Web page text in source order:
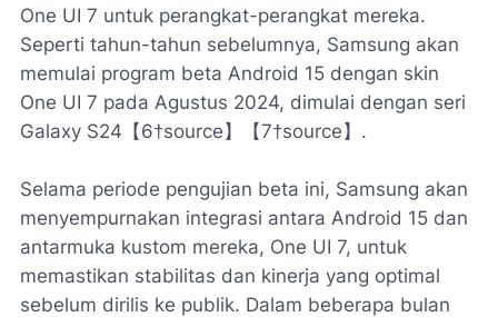
One UI 7 untuk perangkat-perangkat mereka.
Seperti tahun-tahun sebelumnya, Samsung akan
memulai program beta Android 15 dengan skin
One UI 7 pada Agustus 2024, dimulai dengan seri
Galaxy S24【6†source】【7†source】.
Selama periode pengujian beta ini, Samsung akan
menyempurnakan integrasi antara Android 15 dan
antarmuka kustom mereka, One UI 7, untuk
memastikan stabilitas dan kinerja yang optimal
sebelum dirilis ke publik. Dalam beberapa bulan